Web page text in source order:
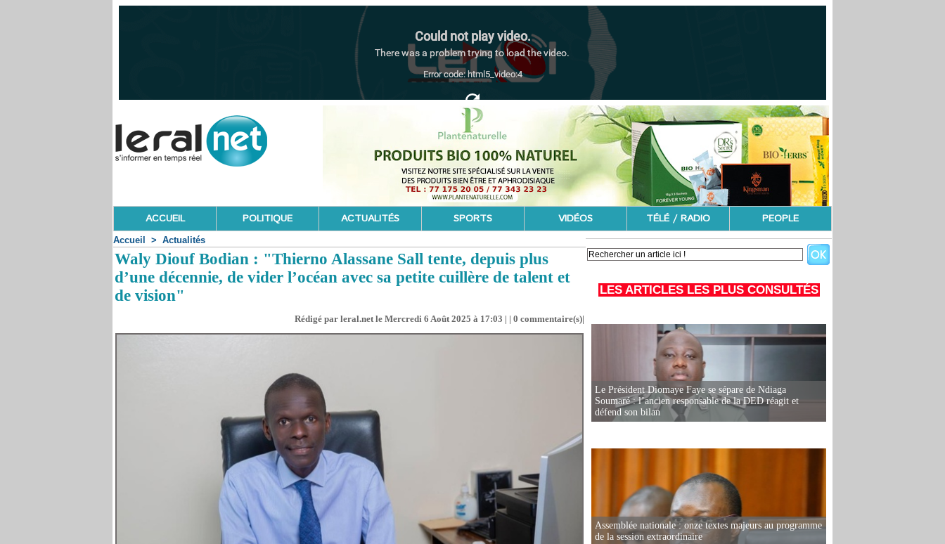
ACCUEIL POLITIQUE ACTUALITÉS SPORTS VIDÉOS TÉLÉ / RADIO PEOPLE
Accueil > Actualités
Waly Diouf Bodian : "Thierno Alassane Sall tente, depuis plus
d’une décennie, de vider l’océan avec sa petite cuillère de talent et
de vision"
Rédigé par leral.net le Mercredi 6 Août 2025 à 17:03 | | 0 commentaire(s)|
LES ARTICLES LES PLUS CONSULTÉS
Le Président Diomaye Faye se sépare de Ndiaga
Soumaré : l’ancien responsable de la DED réagit et
défend son bilan
Assemblée nationale : onze textes majeurs au programme
de la session extraordinaire